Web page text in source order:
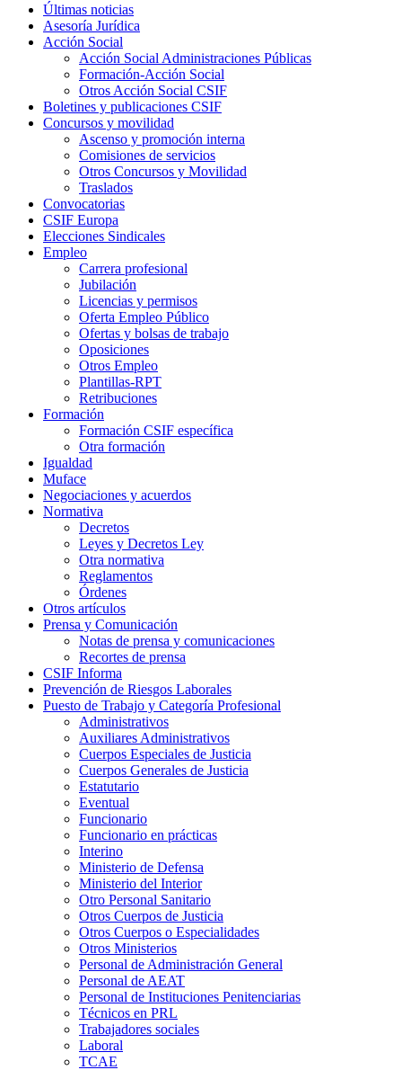
Últimas noticias
Asesoría Jurídica
Acción Social
Acción Social Administraciones Públicas
Formación-Acción Social
Otros Acción Social CSIF
Boletines y publicaciones CSIF
Concursos y movilidad
Ascenso y promoción interna
Comisiones de servicios
Otros Concursos y Movilidad
Traslados
Convocatorias
CSIF Europa
Elecciones Sindicales
Empleo
Carrera profesional
Jubilación
Licencias y permisos
Oferta Empleo Público
Ofertas y bolsas de trabajo
Oposiciones
Otros Empleo
Plantillas-RPT
Retribuciones
Formación
Formación CSIF específica
Otra formación
Igualdad
Muface
Negociaciones y acuerdos
Normativa
Decretos
Leyes y Decretos Ley
Otra normativa
Reglamentos
Órdenes
Otros artículos
Prensa y Comunicación
Notas de prensa y comunicaciones
Recortes de prensa
CSIF Informa
Prevención de Riesgos Laborales
Puesto de Trabajo y Categoría Profesional
Administrativos
Auxiliares Administrativos
Cuerpos Especiales de Justicia
Cuerpos Generales de Justicia
Estatutario
Eventual
Funcionario
Funcionario en prácticas
Interino
Ministerio de Defensa
Ministerio del Interior
Otro Personal Sanitario
Otros Cuerpos de Justicia
Otros Cuerpos o Especialidades
Otros Ministerios
Personal de Administración General
Personal de AEAT
Personal de Instituciones Penitenciarias
Técnicos en PRL
Trabajadores sociales
Laboral
TCAE